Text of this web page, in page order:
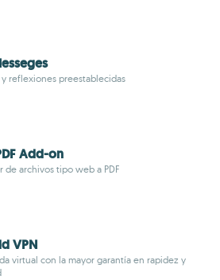
y reflexiones preestablecidas
Add-on
de archivos tipo web a PDF
VPN
virtual con la mayor garantía en rapidez y